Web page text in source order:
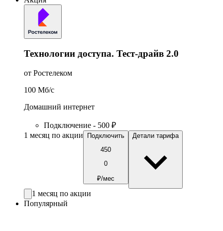
Технологии доступа. Тест-драйв 2.0
от Ростелеком
100 Мб/c
Домашний интернет
Подключение - 500 ₽
1 месяц по акции
Подключить
450
0
₽/мес
Детали тарифа
1 месяц по акции
Популярный